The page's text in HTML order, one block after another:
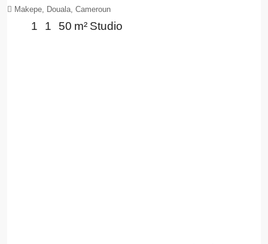
Makepe, Douala, Cameroun
1 1 50 m² Studio